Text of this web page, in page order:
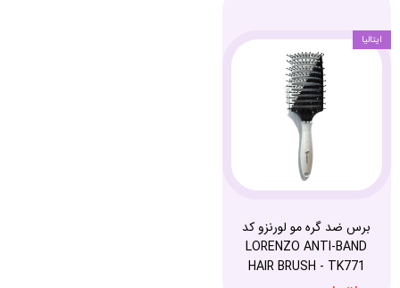
برس ضد گره مو لورنزو کد
LORENZO ANTI-BAND
HAIR BRUSH - TK771
ایتالیا